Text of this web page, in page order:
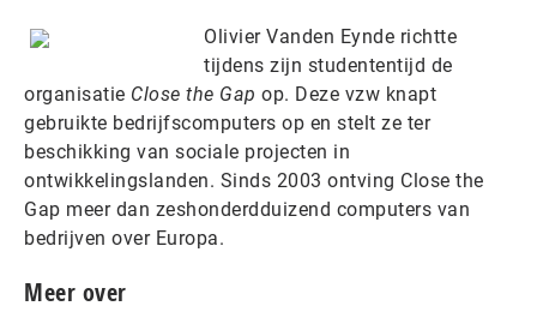
Olivier Vanden Eynde richtte
tijdens zijn studententijd de
organisatie Close the Gap op. Deze vzw knapt
gebruikte bedrijfscomputers op en stelt ze ter
beschikking van sociale projecten in
ontwikkelingslanden. Sinds 2003 ontving Close the
Gap meer dan zeshonderdduizend computers van
bedrijven over Europa.
Meer over